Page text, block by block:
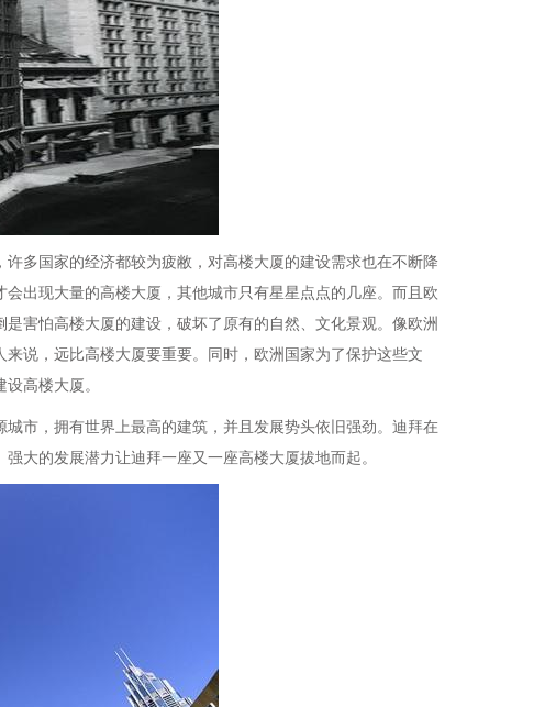
多国家的经济都较为疲敝，对高楼大厦的建设需求也在不断降
出现大量的高楼大厦，其他城市只有星星点点的几座。而且欧
害怕高楼大厦的建设，破坏了原有的自然、文化景观。像欧洲
说，远比高楼大厦要重要。同时，欧洲国家为了保护这些文
高楼大厦。
市，拥有世界上最高的建筑，并且发展势头依旧强劲。迪拜在
大的发展潜力让迪拜一座又一座高楼大厦拔地而起。